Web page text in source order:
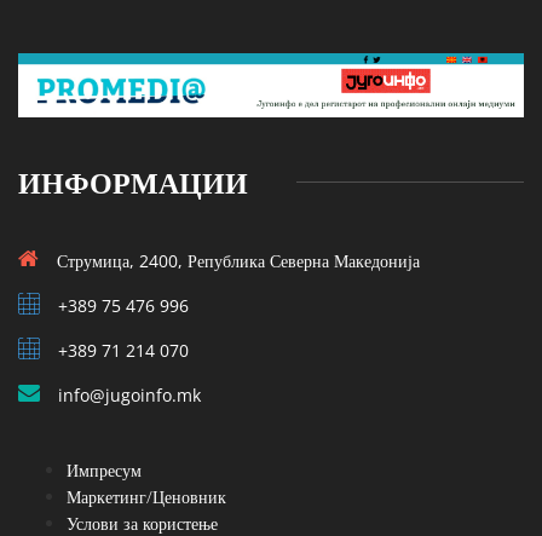
ИНФОРМАЦИИ
Струмица, 2400, Република Северна Македонија
+389 75 476 996
+389 71 214 070
info@jugoinfo.mk
Импресум
Маркетинг/Ценовник
Услови за користење